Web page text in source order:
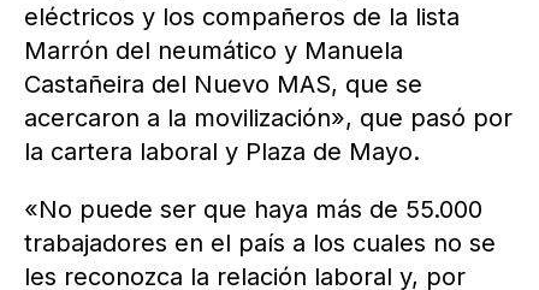
eléctricos y los compañeros de la lista
Marrón del neumático y Manuela
Castañeira del Nuevo MAS, que se
acercaron a la movilización», que pasó por
la cartera laboral y Plaza de Mayo.
«No puede ser que haya más de 55.000
trabajadores en el país a los cuales no se
les reconozca la relación laboral y, por